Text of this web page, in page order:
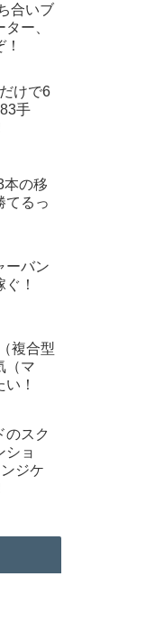
合いブ
ー、
けで6
手
本の移
てるっ
ーバン
！
複合型
（マ
！
のスク
ショ
ジケ